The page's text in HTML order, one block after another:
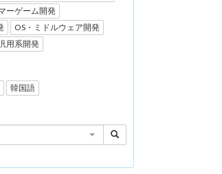
ーゲーム開発
OS・ミドルウェア開発
用系開発
韓国語